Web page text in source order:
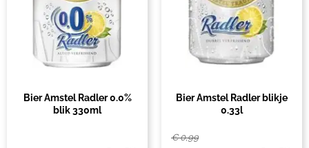
Bier Amstel Radler 0.0%
blik 330ml
Bier Amstel Radler blikje
0.33l
€0,99